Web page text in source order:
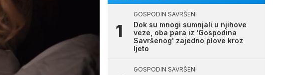
GOSPODIN SAVRŠENI
Dok su mnogi sumnjali u njihove
veze, oba para iz 'Gospodina
Savršenog' zajedno plove kroz
ljeto
GOSPODIN SAVRŠENI